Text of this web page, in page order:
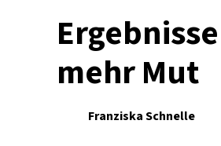
mehr Mut
Franziska Schnelle